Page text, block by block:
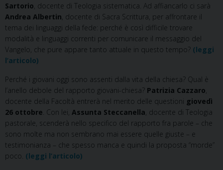
Sartorio , docente di Teologia sistematica. Ad affiancarlo ci sarà
Andrea Albertin , docente di Sacra Scrittura, per affrontare il
tema dei linguaggi della fede: perché è così difficile trovare
modalità e linguaggi correnti per comunicare il messaggio del
Vangelo, che pure appare tanto attuale in questo tempo? (leggi
l’articolo)
Perché i giovani oggi sono assenti dalla vita della chiesa? Qual è
l’anello debole del rapporto giovani-chiesa? Patrizia Cazzaro
docente della Facoltà entrerà nel merito delle questioni giovedì
26 ottobre . Con lei, Assunta Steccanella , docente di Teologia
pastorale, scenderà nello specifico del rapporto fra parole – che
sono molte ma non sembrano mai essere quelle giuste – e
testimonianza – che spesso manca e quindi la proposta “morde”
poco. (leggi l’articolo)